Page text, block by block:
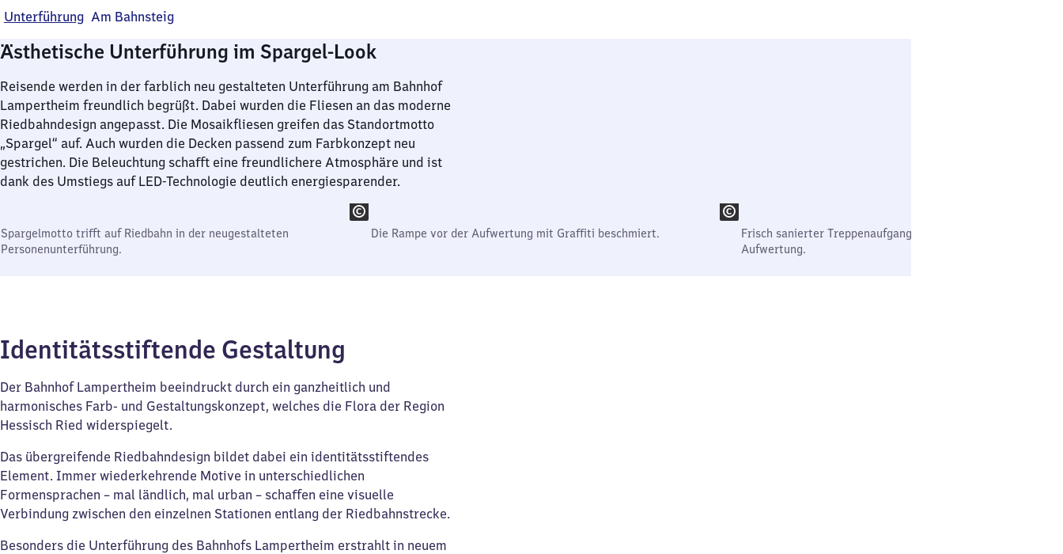
Unterführung Am Bahnsteig
Ästhetische Unterführung im Spargel-Look
Reisende werden in der farblich neu gestalteten Unterführung am Bahnhof
Lampertheim freundlich begrüßt. Dabei wurden die Fliesen an das moderne
Riedbahndesign angepasst. Die Mosaikfliesen greifen das Standortmotto
„Spargel“ auf. Auch wurden die Decken passend zum Farbkonzept neu
gestrichen. Die Beleuchtung schafft eine freundlichere Atmosphäre und ist
dank des Umstiegs auf LED-Technologie deutlich energiesparender.
Spargelmotto trifft auf Riedbahn in der neugestalteten
Personenunterführung.
Die Rampe vor der Aufwertung mit Graffiti beschmiert.
Frisch sanierter Treppenaufgang zur Unterführung nach der
Aufwertung.
Identitätsstiftende Gestaltung
Der Bahnhof Lampertheim beeindruckt durch ein ganzheitlich und
harmonisches Farb- und Gestaltungskonzept, welches die Flora der Region
Hessisch Ried widerspiegelt.
Das übergreifende Riedbahndesign bildet dabei ein identitätsstiftendes
Element. Immer wiederkehrende Motive in unterschiedlichen
Formensprachen – mal ländlich, mal urban – schaffen eine visuelle
Verbindung zwischen den einzelnen Stationen entlang der Riedbahnstrecke.
Besonders die Unterführung des Bahnhofs Lampertheim erstrahlt in neuem